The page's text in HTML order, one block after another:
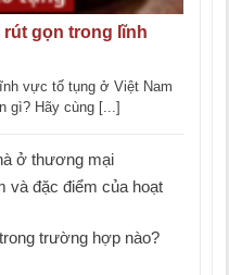
gọn trong lĩnh
vực tố tụng ở Việt Nam
gì? Hãy cùng [...]
ở thương mại
và đặc điểm của hoạt
trường hợp nào?